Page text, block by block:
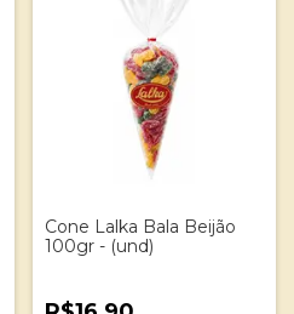
Cone Lalka Bala Beijão
100gr - (und)